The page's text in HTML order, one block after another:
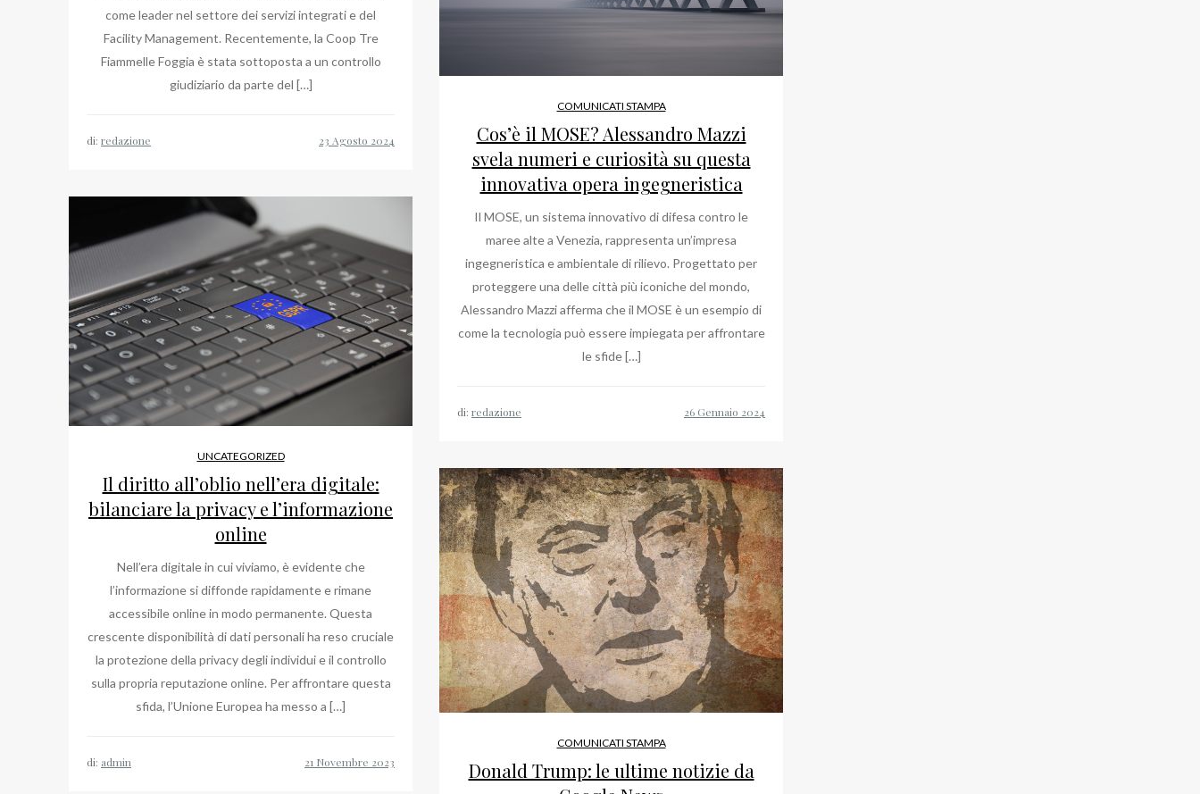
come leader nel settore dei servizi integrati e del
Facility Management. Recentemente, la Coop Tre
Fiammelle Foggia è stata sottoposta a un controllo
giudiziario da parte del […]
di: redazione
COMUNICATI STAMPA
Cos’è il MOSE? Alessandro Mazzi
svela numeri e curiosità su questa
innovativa opera ingegneristica
Il MOSE, un sistema innovativo di difesa contro le
maree alte a Venezia, rappresenta un’impresa
ingegneristica e ambientale di rilievo. Progettato per
proteggere una delle città più iconiche del mondo,
Alessandro Mazzi afferma che il MOSE è un esempio di
come la tecnologia può essere impiegata per affrontare
le sfide […]
di: redazione
UNCATEGORIZED
Il diritto all’oblio nell’era digitale:
bilanciare la privacy e l’informazione
online
Nell’era digitale in cui viviamo, è evidente che
l’informazione si diffonde rapidamente e rimane
accessibile online in modo permanente. Questa
crescente disponibilità di dati personali ha reso cruciale
la protezione della privacy degli individui e il controllo
sulla propria reputazione online. Per affrontare questa
sfida, l’Unione Europea ha messo a […]
di: admin
COMUNICATI STAMPA
Donald Trump: le ultime notizie da